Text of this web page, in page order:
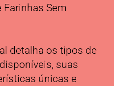
Farinhas Sem
detalha os tipos de
suas
únicas e